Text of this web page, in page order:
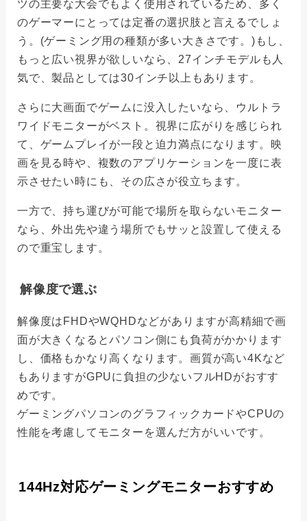
ツの主要な大会でもよく使用されているため、多く
のゲーマーにとっては定番の選択肢と言えるでしょ
う。(ゲーミング用の種類が多い大きさです。)もし、
もっと広い視界が欲しいなら、27インチモデルも人
気で、製品としては30インチ以上もあります。
さらに大画面でゲームに没入したいなら、ウルトラ
ワイドモニターがベスト。視界に広がりを感じられ
て、ゲームプレイが一段と迫力満点になります。映
画を見る時や、複数のアプリケーションを一度に表
示させたい時にも、その広さが役立ちます。
一方で、持ち運びが可能で場所を取らないモニター
なら、外出先や違う場所でもサッと設置して使える
ので重宝します。
解像度で選ぶ
解像度はFHDやWQHDなどがありますが高精細で画
面が大きくなるとパソコン側にも負荷がかかります
し、価格もかなり高くなります。画質が高い4Kなど
もありますがGPUに負担の少ないフルHDがおすす
めです。
ゲーミングパソコンのグラフィックカードやCPUの
性能を考慮してモニターを選んだ方がいいです。
144Hz対応ゲーミングモニターおすすめ